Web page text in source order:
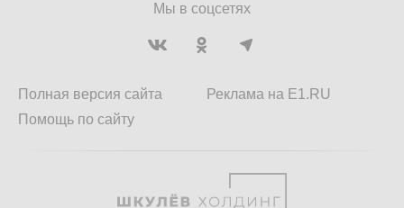
Мы в соцсетях
Полная версия сайта
Помощь по сайту
Реклама на E1.RU